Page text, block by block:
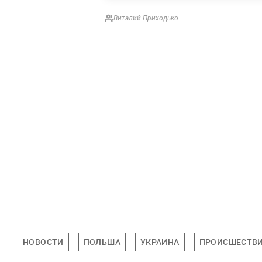
Виталий Приходько
НОВОСТИ ПОЛЬША УКРАИНА